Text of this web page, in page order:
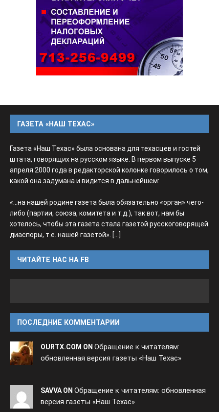
ГАЗЕТА «НАШ ТЕХАС»
Газета «Наш Техас» была основана для техасцев и гостей
штата, говорящих на русском языке. В первом выпуске 5
апреля 2000 года в редакторской колонке говорилось о том,
какой она задумана и видится в дальнейшем:
«...на нашей родине газета была обязательно «орган» чего-
либо (партии, союза, комитета и т.д.), так вот, нам бы
хотелось, чтобы эта газета стала газетой русскоговорящей
диаспоры, т.е. нашей газетой». [...]
ЧИТАЙТЕ НАС НА FB
ПОСЛЕДНИЕ КОММЕНТАРИИ
OURTX.COM ON Обращение к читателям:
обновленная версия газеты «Наш Техас»
SAVVA ON Обращение к читателям: обновленная
версия газеты «Наш Техас»